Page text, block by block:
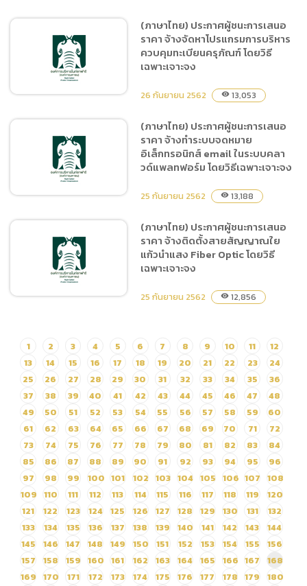
(ภาษาไทย) ประกาศผู้ชนะการ
เสนอราคา ซื้อวัสดุสำนักงาน
ฝ่ายการตลาด โดยวิธีเฉพาะ
เจาะจง
(ภาษาไทย) ประกาศผู้ชนะการ
เสนอราคา จ้างจัดหาโปรแกรม
การบริหารควบคุมทะเบียน
ครุภัณฑ์ โดยวิธีเฉพาะเจาะจง
(ภาษาไทย) ประกาศผู้ชนะการเสนอ
ราคา จ้างจัดหาโปรแกรมการบริหาร
ควบคุมทะเบียนครุภัณฑ์ โดยวิธี
เฉพาะเจาะจง
26 กันยายน 2562 visibility 13,053
(ภาษาไทย) ประกาศผู้ชนะการ
เสนอราคา จ้างทำระบบ
จดหมายอิเล็กทรอนิกส์ email
ในระบบคลาวด์แพลทฟอร์ม
(ภาษาไทย) ประกาศผู้ชนะการเสนอ
ราคา จ้างทำระบบจดหมาย
อิเล็กทรอนิกส์ email ในระบบคลา
วด์แพลทฟอร์ม โดยวิธีเฉพาะเจาะจง
25 กันยายน 2562 visibility 13,188
(ภาษาไทย) ประกาศผู้ชนะการ
เสนอราคา จ้างติดตั้งสาย
สัญญาณใยแก้วนำแสง Fiber
Optic โดยวิธีเฉพาะเจาะจง
(ภาษาไทย) ประกาศผู้ชนะการเสนอ
ราคา จ้างติดตั้งสายสัญญาณใย
แก้วนำแสง Fiber Optic โดยวิธี
เฉพาะเจาะจง
25 กันยายน 2562 visibility 12,856
1 2 3 4 5 6 7 8 9 10 11
12
13
14 15 16 17 18 19 20 21 22 23
24
25
26 27 28 29 30 31 32 33 34 35
36
37
38 39 40 41 42 43 44 45 46 47
48
49
50 51 52 53 54 55 56 57 58 59
60
61
62 63 64 65 66 67 68 69 70 71
72
73
74 75 76 77 78 79 80 81 82 83
84
85
86 87 88 89 90 91 92 93 94 95
96
97
98 99 100 101 102 103 104 105 106 107 108
109 110 111 112 113 114 115 116 117 118 119
120
121
122 123 124 125 126 127 128 129 130 131
132
133
134 135 136 137 138 139 140 141 142 143
144
145
146 147 148 149 150 151 152 153 154 155
156
157
158 159 160 161 162 163 164 165 166 167
168
169 170 171 172 173 174 175 176 177 178 179 180